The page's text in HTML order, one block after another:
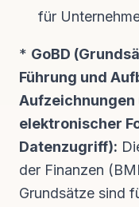
für
* GoBD
Führung und
Aufzeichnungen
elektronischer
Datenzugriff):
der Finanzen
Grundsätze sind